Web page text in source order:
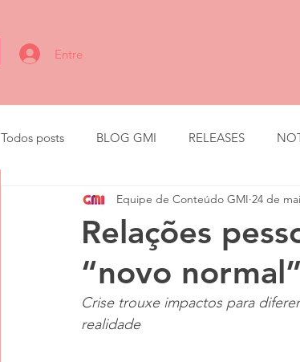
Entre
Todos posts BLOG GMI RELEASES
Relações
“novo normal”
Equipe de Conteúdo GMI 24 de
Crise trouxe impactos para
realidade